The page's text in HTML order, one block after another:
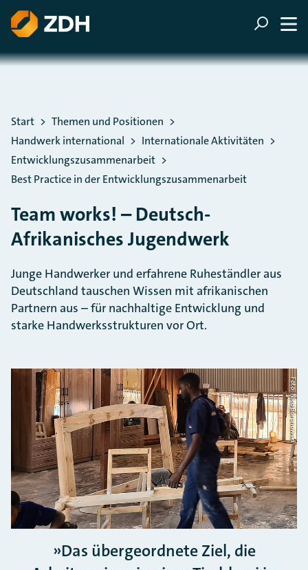
ZUM HAUPTINHALT SPRINGEN
ZUR SUCHE SPRINGEN
Sie befinden sich hier:
Start
Themen und Positionen
Handwerk international
Internationale Aktivitäten
Entwicklungszusammenarbeit
Best Practice in der Entwicklungszusammenarbeit
Team works! – Deutsch-
Afrikanisches Jugendwerk
Junge Handwerker und erfahrene Ruheständler aus
Deutschland tauschen Wissen mit afrikanischen
Partnern aus – für nachhaltige Entwicklung und
starke Handwerksstrukturen vor Ort.
Foto: Nico Boronowski
Das übergeordnete Ziel, die